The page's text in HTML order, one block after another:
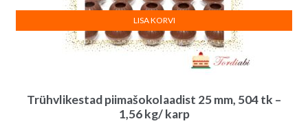
Trühvlikestad piimašokolaadist 25 mm, 504 tk –
1,56 kg/ karp
LISA KORVI